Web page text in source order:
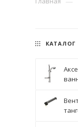
КАТАЛОГ